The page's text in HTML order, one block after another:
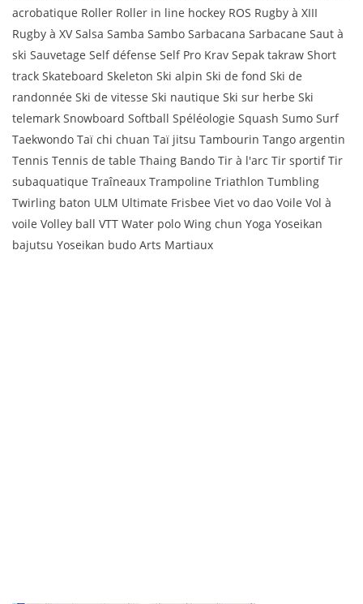
acrobatique Roller Roller in line hockey ROS Rugby à XIII
Rugby à XV Salsa Samba Sambo Sarbacana Sarbacane Saut à
ski Sauvetage Self défense Self Pro Krav Sepak takraw Short
track Skateboard Skeleton Ski alpin Ski de fond Ski de
randonnée Ski de vitesse Ski nautique Ski sur herbe Ski
telemark Snowboard Softball Spéléologie Squash Sumo Surf
Taekwondo Taï chi chuan Taï jitsu Tambourin Tango argentin
Tennis Tennis de table Thaing Bando Tir à l'arc Tir sportif Tir
subaquatique Traîneaux Trampoline Triathlon Tumbling
Twirling baton ULM Ultimate Frisbee Viet vo dao Voile Vol à
voile Volley ball VTT Water polo Wing chun Yoga Yoseikan
bajutsu Yoseikan budo Arts Martiaux